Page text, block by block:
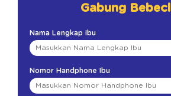
Gabung
Nama Lengkap Ibu
Nomor Handphone Ibu